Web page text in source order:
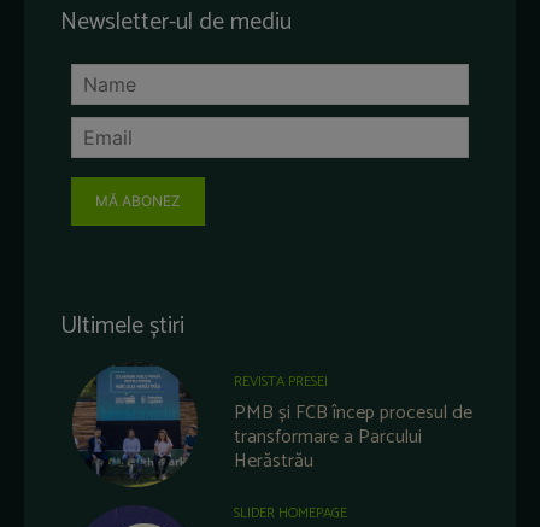
Newsletter-ul de mediu
MĂ ABONEZ
Ultimele știri
REVISTA PRESEI
PMB și FCB încep procesul de
transformare a Parcului
Herăstrău
SLIDER HOMEPAGE